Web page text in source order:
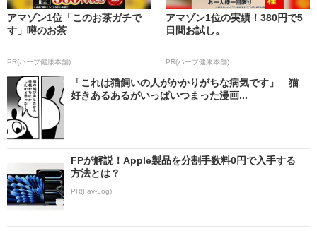
アマゾン1位「このお茶ガチで
す」噂のお茶
PR(ハーブ健康本舗)
アマゾン1位の実績！380円で5
日間お試し。
PR(ハーブ健康本舗)
「これは猫飼いの人がかかりがちな病気です」 猫
好きあるあるがいっぱいつまった漫画...
FPが解説！Apple製品を分割手数料0円で入手する
方法とは？
PR(Fav-Log)